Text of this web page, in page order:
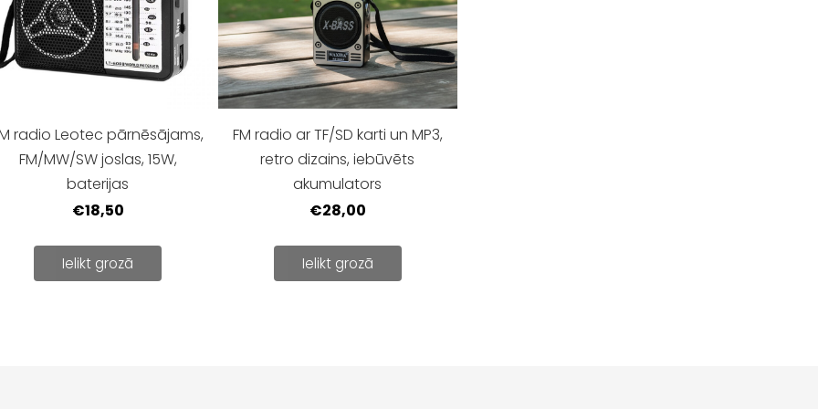
radio Leotec pārnēsājams,
FM/MW/SW joslas, 15W,
baterijas
€18,50
Ielikt grozā
FM radio ar TF/SD karti un MP3,
retro dizains, iebūvēts
akumulators
€28,00
Ielikt grozā